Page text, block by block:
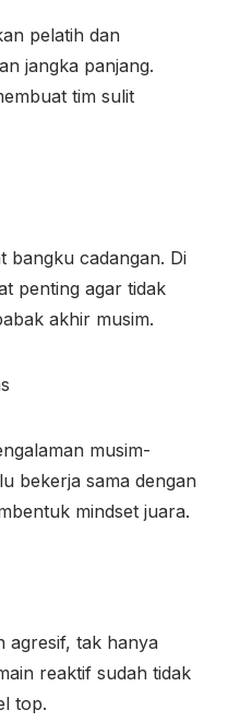
pelatih dan
jangka panjang.
tim sulit
bangku cadangan. Di
penting agar tidak
akhir musim.
musim-
bekerja sama dengan
mindset juara.
agresif, tak hanya
reaktif sudah tidak
top.